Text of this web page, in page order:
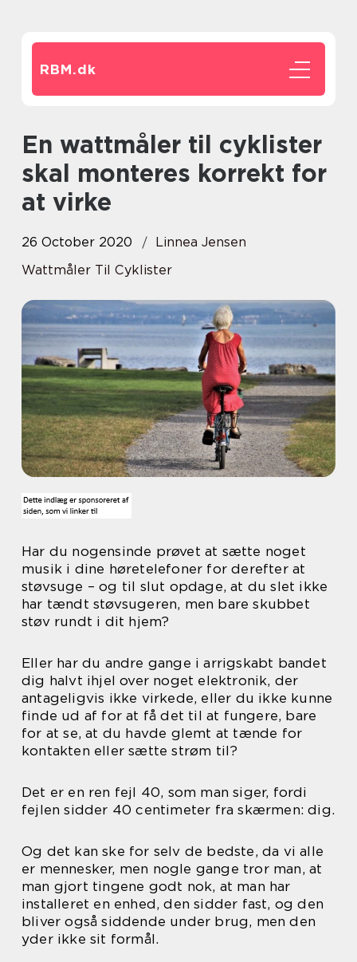
RBM.dk
En wattmåler til cyklister
skal monteres korrekt for
at virke
26 October 2020
Linnea Jensen
Wattmåler Til Cyklister
Har du nogensinde prøvet at sætte noget
musik i dine høretelefoner for derefter at
støvsuge – og til slut opdage, at du slet ikke
har tændt støvsugeren, men bare skubbet
støv rundt i dit hjem?
Eller har du andre gange i arrigskabt bandet
dig halvt ihjel over noget elektronik, der
antageligvis ikke virkede, eller du ikke kunne
finde ud af for at få det til at fungere, bare
for at se, at du havde glemt at tænde for
kontakten eller sætte strøm til?
Det er en ren fejl 40, som man siger, fordi
fejlen sidder 40 centimeter fra skærmen: dig.
Og det kan ske for selv de bedste, da vi alle
er mennesker, men nogle gange tror man, at
man gjort tingene godt nok, at man har
installeret en enhed, den sidder fast, og den
bliver også siddende under brug, men den
yder ikke sit formål.